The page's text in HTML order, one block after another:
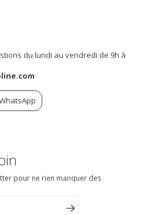
du lundi au vendredi de 9h à
pour ne rien manquer des